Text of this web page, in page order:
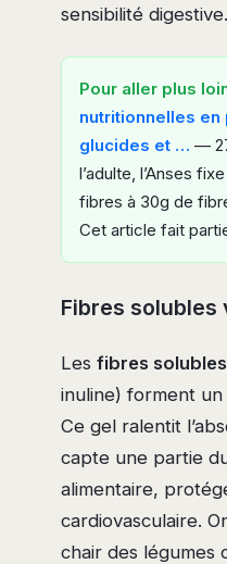
sensibilité digestive.
Pour aller plus
nutritionnelles en
glucides et … —
l’adulte, l’Anses
fibres à 30g de
Cet article fait
Fibres solubles
Les fibres solubles
inuline) forment un
Ce gel ralentit
capte une partie
alimentaire,
cardiovasculaire.
chair des légumes